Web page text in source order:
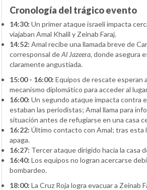
Cronología del trágico evento
14:30: Un primer ataque israelí impacta
viajaban Amal Khalil y Zeinab Faraj.
14:52: Amal recibe una llamada breve de
corresponsal deAl Jazeera, donde asegura
claramente angustiada.
15:00 - 16:00: Equipos de rescate esperan
mecanismo diplomático para acceder al
16:00: Un segundo ataque impacta contra
estaban las periodistas; Amal llama para
situación antes de refugiarse en una casa
16:22: Último contacto con Amal; tras esta
apaga.
16:27: Tercer ataque dirigido hacia la casa
16:40: Los equipos no logran acercarse
bombardeo.
18:00: La Cruz Roja logra evacuar a Zeinab